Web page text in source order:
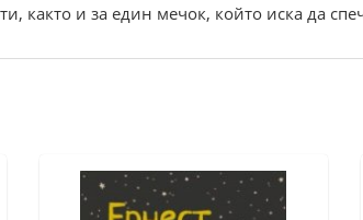
както и за един мечок, който иска да